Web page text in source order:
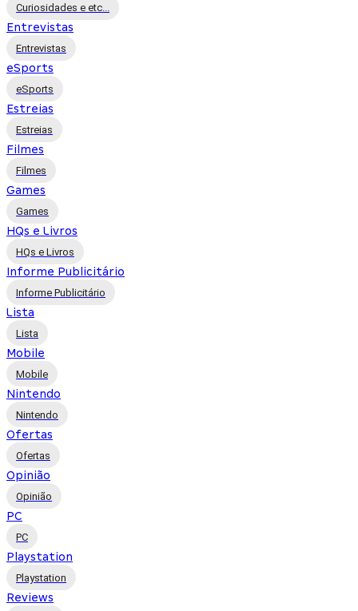
Curiosidades e etc...
Entrevistas
Entrevistas
eSports
eSports
Estreias
Estreias
Filmes
Filmes
Games
Games
HQs e Livros
HQs e Livros
Informe Publicitário
Informe Publicitário
Lista
Lista
Mobile
Mobile
Nintendo
Nintendo
Ofertas
Ofertas
Opinião
Opinião
PC
PC
Playstation
Playstation
Reviews